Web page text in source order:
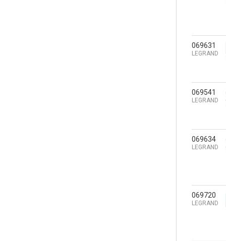
069631
LEGRAND
069541
LEGRAND
069634
LEGRAND
069720
LEGRAND